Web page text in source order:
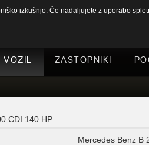
ZASTOPNIKI
CDI 140 HP
Mercedes Benz B
izkušnjo. Če nadaljujete z uporabo